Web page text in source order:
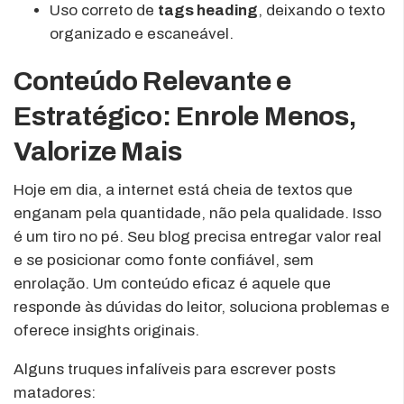
Uso correto de tags heading, deixando o texto
organizado e escaneável.
Conteúdo Relevante e
Estratégico: Enrole Menos,
Valorize Mais
Hoje em dia, a internet está cheia de textos que
enganam pela quantidade, não pela qualidade. Isso
é um tiro no pé. Seu blog precisa entregar valor real
e se posicionar como fonte confiável, sem
enrolação. Um conteúdo eficaz é aquele que
responde às dúvidas do leitor, soluciona problemas e
oferece insights originais.
Alguns truques infalíveis para escrever posts
matadores: